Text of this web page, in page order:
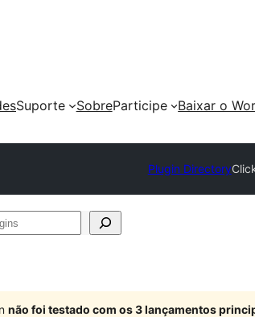
Suporte SobreParticipe
Baixar o
Plugin Directory
não foi testado com os 3 lançamentos